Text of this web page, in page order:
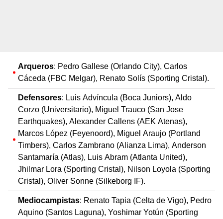
Arqueros: Pedro Gallese (Orlando City), Carlos
Cáceda (FBC Melgar), Renato Solís (Sporting Cristal).
Defensores: Luis Advíncula (Boca Juniors), Aldo
Corzo (Universitario), Miguel Trauco (San Jose
Earthquakes), Alexander Callens (AEK Atenas),
Marcos López (Feyenoord), Miguel Araujo (Portland
Timbers), Carlos Zambrano (Alianza Lima), Anderson
Santamaría (Atlas), Luis Abram (Atlanta United),
Jhilmar Lora (Sporting Cristal), Nilson Loyola (Sporting
Cristal), Oliver Sonne (Silkeborg IF).
Mediocampistas: Renato Tapia (Celta de Vigo), Pedro
Aquino (Santos Laguna), Yoshimar Yotún (Sporting